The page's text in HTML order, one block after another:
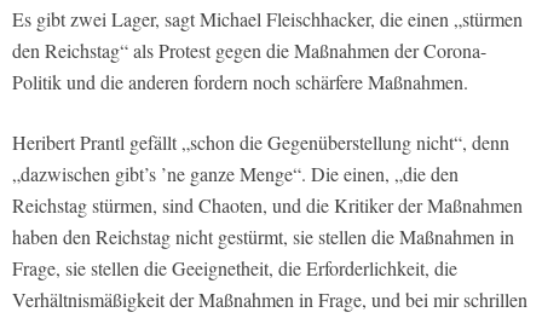
Es gibt zwei Lager, sagt Michael Fleischhacker, die einen „stürmen
den Reichstag“ als Protest gegen die Maßnahmen der Corona-
Politik und die anderen fordern noch schärfere Maßnahmen.
Heribert Prantl gefällt „schon die Gegenüberstellung nicht“, denn
„dazwischen gibt’s ’ne ganze Menge“. Die einen, „die den
Reichstag stürmen, sind Chaoten, und die Kritiker der Maßnahmen
haben den Reichstag nicht gestürmt, sie stellen die Maßnahmen in
Frage, sie stellen die Geeignetheit, die Erforderlichkeit, die
Verhältnismäßigkeit der Maßnahmen in Frage, und bei mir schrillen